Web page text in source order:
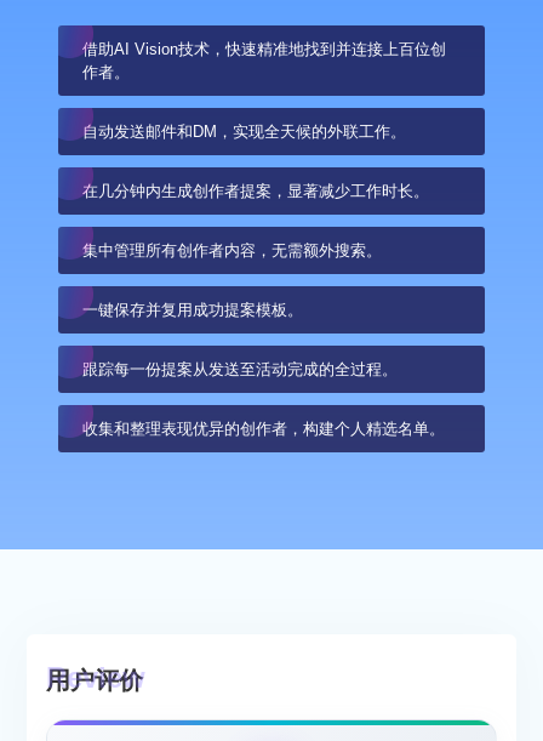
借助AI Vision技术，快速精准地找到并连接上百位创
作者。
自动发送邮件和DM，实现全天候的外联工作。
在几分钟内生成创作者提案，显著减少工作时长。
集中管理所有创作者内容，无需额外搜索。
一键保存并复用成功提案模板。
跟踪每一份提案从发送至活动完成的全过程。
收集和整理表现优异的创作者，构建个人精选名单。
用户评价